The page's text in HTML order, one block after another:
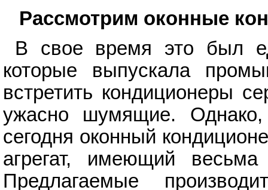
Рассмотрим оконные
В свое время это был
которые выпускала
встретить кондиционеры
ужасно шумящие.
сегодня оконный
агрегат, имеющий
Предлагаемые